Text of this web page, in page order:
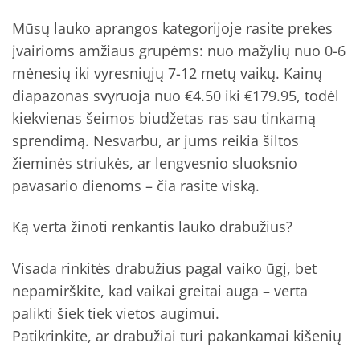
Mūsų lauko aprangos kategorijoje rasite prekes
įvairioms amžiaus grupėms: nuo mažylių nuo 0-6
mėnesių iki vyresniųjų 7-12 metų vaikų. Kainų
diapazonas svyruoja nuo €4.50 iki €179.95, todėl
kiekvienas šeimos biudžetas ras sau tinkamą
sprendimą. Nesvarbu, ar jums reikia šiltos
žieminės striukės, ar lengvesnio sluoksnio
pavasario dienoms – čia rasite viską.
Ką verta žinoti renkantis lauko drabužius?
Visada rinkitės drabužius pagal vaiko ūgį, bet
nepamirškite, kad vaikai greitai auga – verta
palikti šiek tiek vietos augimui.
Patikrinkite, ar drabužiai turi pakankamai kišenių